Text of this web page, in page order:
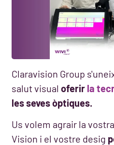
Claravision Group
salut visual oferir la
les seves òptiques.
Us volem agrair la
Vision i el vostre desig